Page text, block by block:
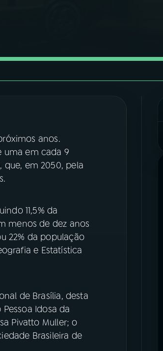
anos.
uma em cada 9
em 2050, pela
11,5% da
menos de dez anos
22% da população
e Estatística
de Brasília, desta
Idosa da
Pivatto Muller; o
Brasileira de